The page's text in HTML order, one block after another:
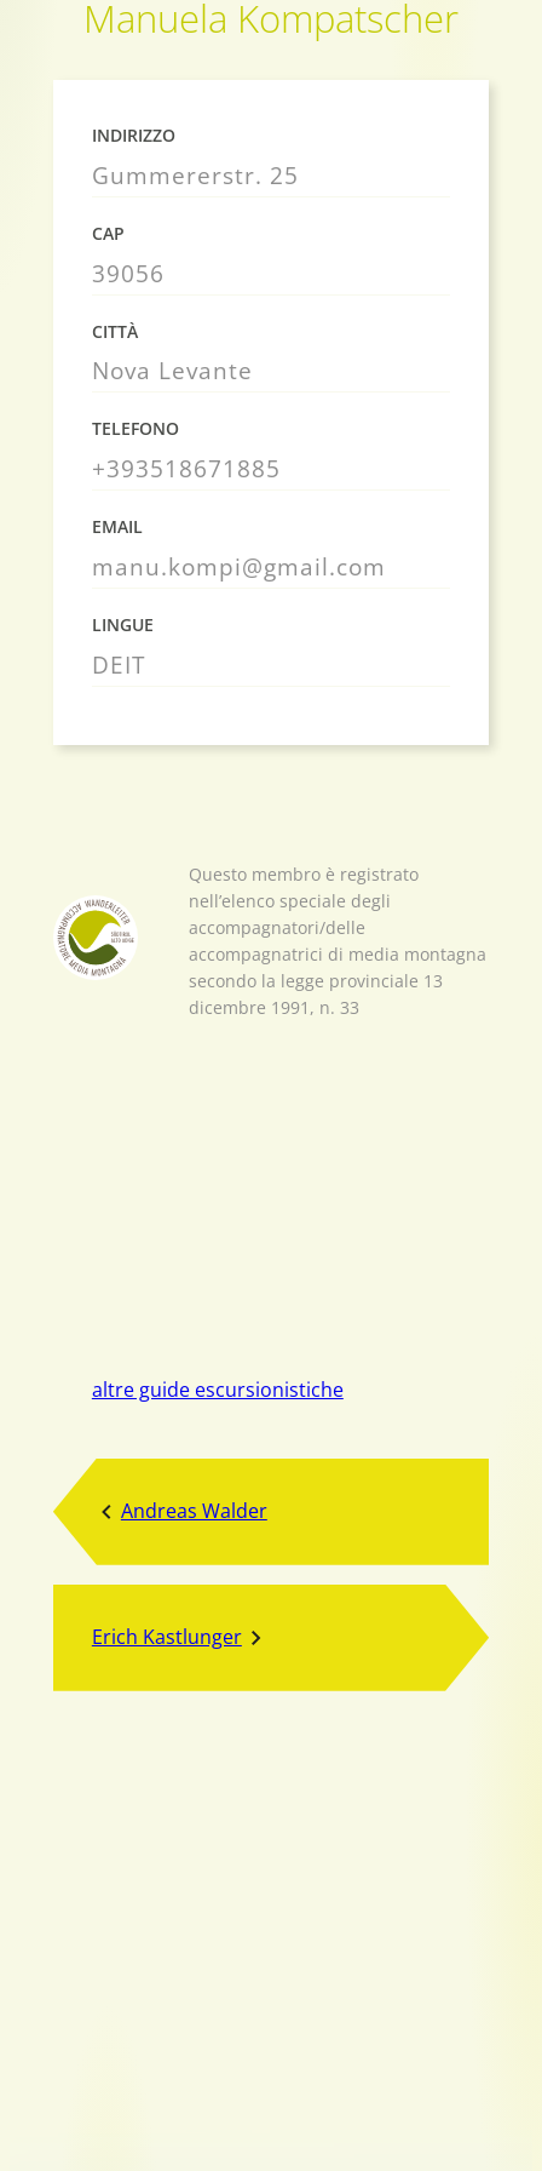
Manuela Kompatscher
INDIRIZZO
Gummererstr. 25
CAP
39056
CITTÀ
Nova Levante
TELEFONO
+393518671885
EMAIL
manu.kompi@gmail.com
LINGUE
DEIT
Questo membro è registrato
nell’elenco speciale degli
accompagnatori/delle
accompagnatrici di media montagna
secondo la legge provinciale 13
dicembre 1991, n. 33
Andreas Walder
altre guide escursionistiche
Erich Kastlunger